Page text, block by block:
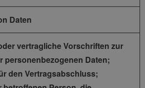
Daten
vertragliche Vorschriften zur
personenbezogenen Daten;
den Vertragsabschluss;